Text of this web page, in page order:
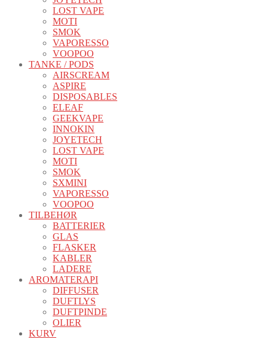
LOST VAPE
MOTI
SMOK
VAPORESSO
VOOPOO
TANKE / PODS
AIRSCREAM
ASPIRE
DISPOSABLES
ELEAF
GEEKVAPE
INNOKIN
JOYETECH
LOST VAPE
MOTI
SMOK
SXMINI
VAPORESSO
VOOPOO
TILBEHØR
BATTERIER
GLAS
FLASKER
KABLER
LADERE
AROMATERAPI
DIFFUSER
DUFTLYS
DUFTPINDE
OLIER
KURV